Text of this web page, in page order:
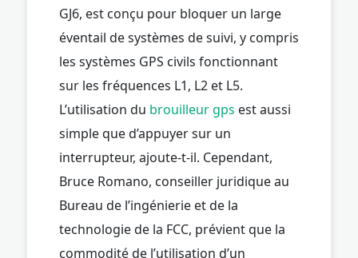
GJ6, est conçu pour bloquer un large
éventail de systèmes de suivi, y compris
les systèmes GPS civils fonctionnant
sur les fréquences L1, L2 et L5.
L’utilisation du brouilleur gps est aussi
simple que d’appuyer sur un
interrupteur, ajoute-t-il. Cependant,
Bruce Romano, conseiller juridique au
Bureau de l’ingénierie et de la
technologie de la FCC, prévient que la
commodité de l’utilisation d’un